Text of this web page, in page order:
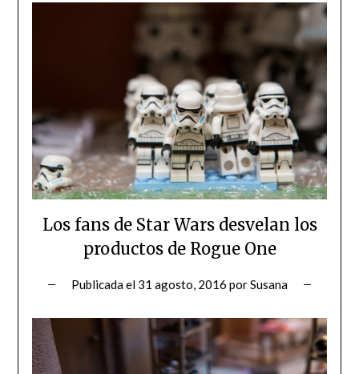
Los fans de Star Wars desvelan los
productos de Rogue One
Publicada el 31 agosto, 2016 porSusana